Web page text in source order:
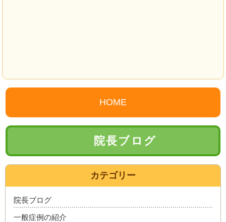
HOME
院長ブログ
カテゴリー
院長ブログ
一般症例の紹介